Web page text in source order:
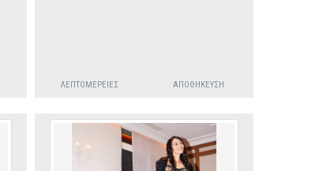
ΛΕΠΤΟΜΈΡΕΙΕΣ ΑΠΟΘΉΚΕΥΣΗ